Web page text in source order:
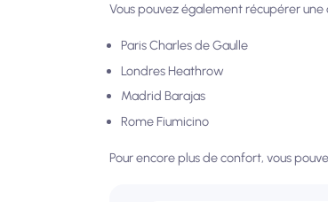
Vous pouvez également récupérer
Paris Charles de Gaulle
Londres Heathrow
Madrid Barajas
Rome Fiumicino
Pour encore plus de confort, vous